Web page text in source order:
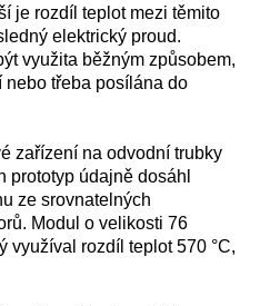
je rozdíl teplot mezi těmito
elektrický proud.
využita běžným způsobem,
třeba posílána do
zařízení na odvodní trubky
prototyp údajně dosáhl
ze srovnatelných
Modul o velikosti 76
využíval rozdíl teplot 570 °C,